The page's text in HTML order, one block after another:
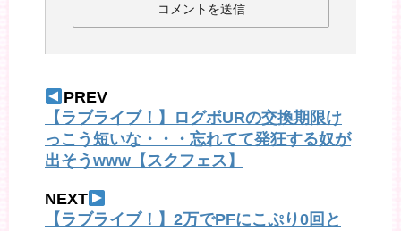
PREV
【ラブライブ！】ログボURの交換期限け
っこう短いな・・・忘れてて発狂する奴が
出そうwww【スクフェス】
NEXT
【ラブライブ！】2万でPFにこぷり0回と